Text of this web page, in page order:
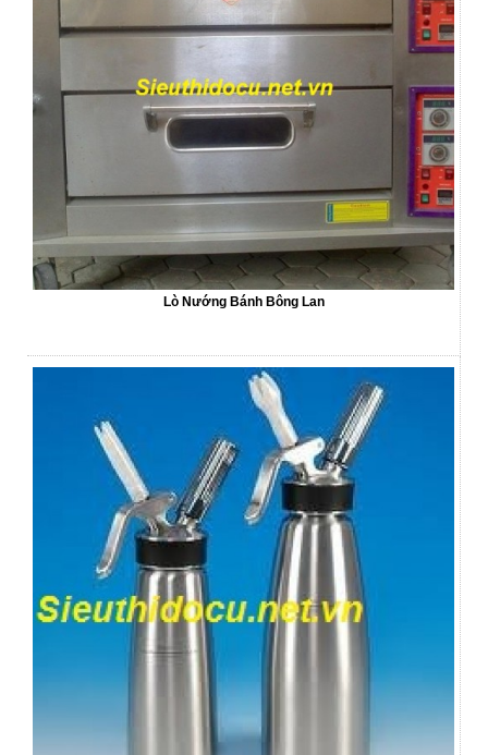
Lò Nướng Bánh Bông Lan